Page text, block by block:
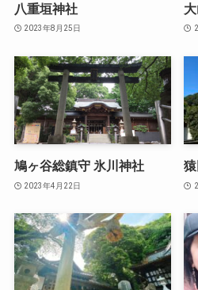
八重垣神社
2023年8月25日
鳩ヶ谷総鎮守 氷川神社
2023年4月22日